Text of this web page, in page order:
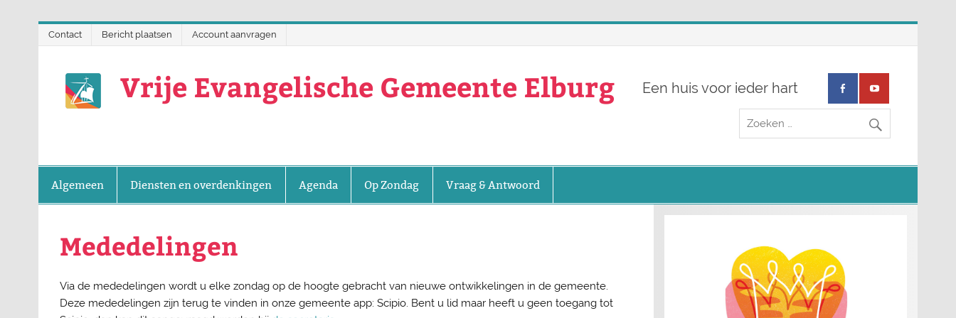
Doorgaan
Contact Bericht plaatsen Account aanvragen
Vrije Evangelische Gemeente Elburg Een huis voor ieder hart
Algemeen Diensten en overdenkingen Agenda Op Zondag Vraag & Antwoord
Mededelingen
Via de mededelingen wordt u elke zondag op de hoogte gebracht van nieuwe ontwikkelingen in de gemeente.
Deze mededelingen zijn terug te vinden in onze gemeente app: Scipio. Bent u lid maar heeft u geen toegang tot